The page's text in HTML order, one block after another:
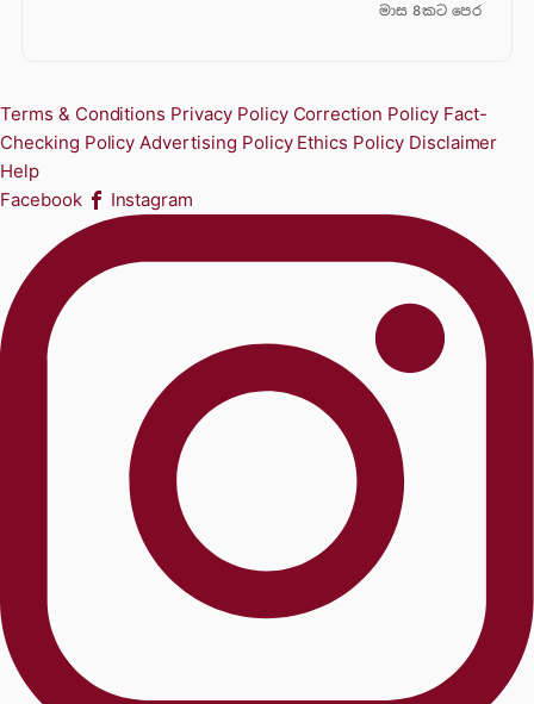
මාස 8කට පෙර
Terms & Conditions Privacy Policy Correction Policy Fact-
Checking Policy Advertising Policy Ethics Policy Disclaimer
Help
Facebook
Instagram